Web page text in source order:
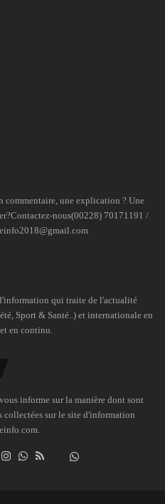
commentaire, une explication ? Une
nous(00228) 70171191 /
qui traite de l'actualité
Sport & Santé..) et internationale en
en continu.
informe sur la manière dont sont
collectées sur le site d'information
YouTubeInstagramWhatsAppDailymotion